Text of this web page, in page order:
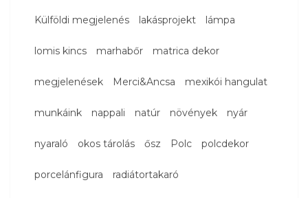
Külföldi megjelenés lakásprojekt lámpa
lomis kincs marhabőr matrica dekor
megjelenések Merci&Ancsa mexikói hangulat
munkáink nappali natúr növények nyár
nyaraló okos tárolás ősz Polc polcdekor
porcelánfigura radiátortakaró